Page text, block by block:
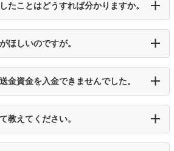
たことはどうすれば分かりますか。
ほしいのですが。
金資金を入金できませんでした。
教えてください。